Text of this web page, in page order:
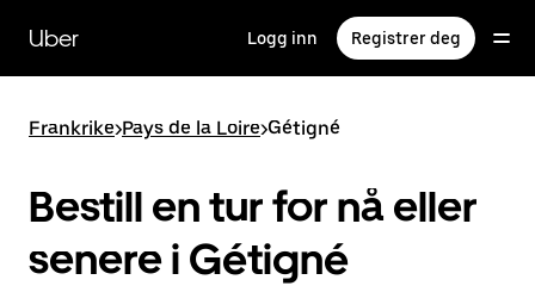
hovedinnholdet
Uber Logg inn Registrer deg
Frankrike>Pays de la Loire>Gétigné
Bestill en tur for nå eller
senere i Gétigné